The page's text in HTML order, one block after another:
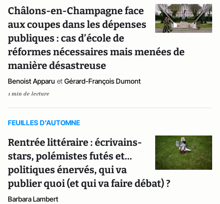
Châlons-en-Champagne face
aux coupes dans les dépenses
publiques : cas d’école de
réformes nécessaires mais menées de
manière désastreuse
Benoist Apparu et Gérard-François Dumont
1 min de lecture
FEUILLES D'AUTOMNE
Rentrée littéraire : écrivains-
stars, polémistes futés et...
politiques énervés, qui va
publier quoi (et qui va faire débat) ?
Barbara Lambert